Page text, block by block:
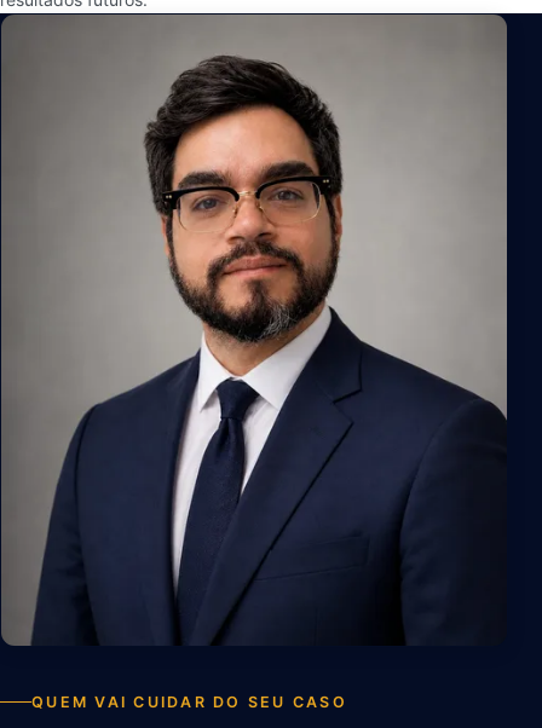
QUEM VAI CUIDAR DO SEU CASO